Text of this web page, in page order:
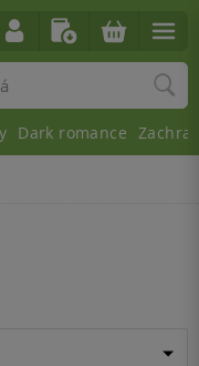
Dark romance